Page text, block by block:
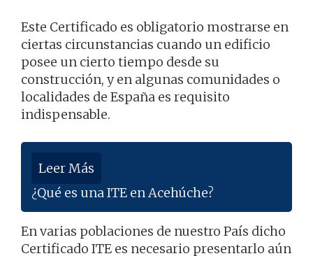
Este Certificado es obligatorio mostrarse en
ciertas circunstancias cuando un edificio
posee un cierto tiempo desde su
construcción, y en algunas comunidades o
localidades de España es requisito
indispensable.
Leer Más
¿Qué es una ITE en Acehúche?
En varias poblaciones de nuestro País dicho
Certificado ITE es necesario presentarlo aún